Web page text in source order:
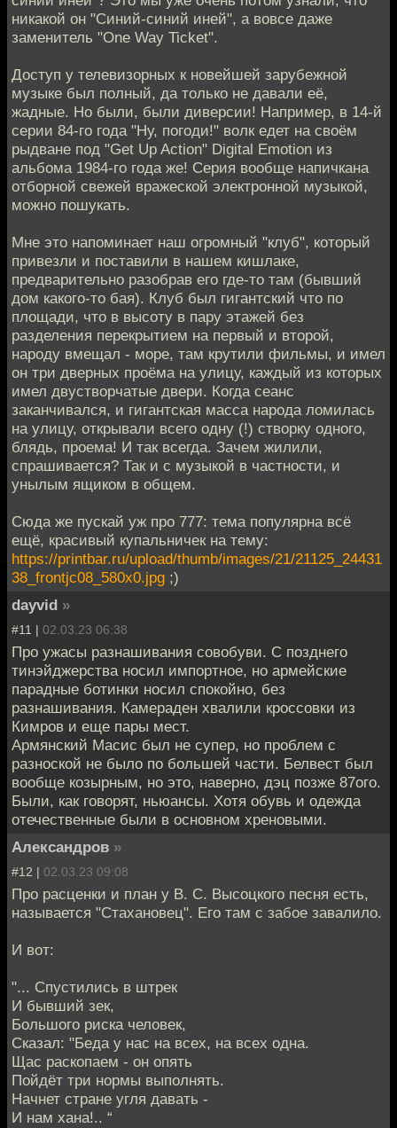
никакой он "Синий-синий иней", а вовсе даже
заменитель "One Way Ticket".
Доступ у телевизорных к новейшей зарубежной
музыке был полный, да только не давали её,
жадные. Но были, были диверсии! Например, в 14-й
серии 84-го года "Ну, погоди!" волк едет на своём
рыдване под "Get Up Action" Digital Emotion из
альбома 1984-го года же! Серия вообще напичкана
отборной свежей вражеской электронной музыкой,
можно пошукать.
Мне это напоминает наш огромный "клуб", который
привезли и поставили в нашем кишлаке,
предварительно разобрав его где-то там (бывший
дом какого-то бая). Клуб был гигантский что по
площади, что в высоту в пару этажей без
разделения перекрытием на первый и второй,
народу вмещал - море, там крутили фильмы, и имел
он три дверных проёма на улицу, каждый из которых
имел двустворчатые двери. Когда сеанс
заканчивался, и гигантская масса народа ломилась
на улицу, открывали всего одну (!) створку одного,
блядь, проема! И так всегда. Зачем жилили,
спрашивается? Так и с музыкой в частности, и
унылым ящиком в общем.
Сюда же пускай уж про 777: тема популярна всё
ещё, красивый купальничек на тему:
https://printbar.ru/upload/thumb/images/21/21125_24431
38_frontjc08_580x0.jpg ;)
dayvid »
#11 | 02.03.23 06:38
Про ужасы разнашивания совобуви. С позднего
тинэйджерства носил импортное, но армейские
парадные ботинки носил спокойно, без
разнашивания. Камераден хвалили кроссовки из
Кимров и еще пары мест.
Армянский Масис был не супер, но проблем с
разноской не было по большей части. Белвест был
вообще козырным, но это, наверно, дэц позже 87ого.
Были, как говорят, ньюансы. Хотя обувь и одежда
отечественные были в основном хреновыми.
Александров »
#12 | 02.03.23 09:08
Про расценки и план у В. С. Высоцкого песня есть,
называется "Стахановец". Его там с забое завалило.
И вот:
"... Спустились в штрек
И бывший зек,
Большого риска человек,
Сказал: "Беда у нас на всех, на всех одна.
Щас раскопаем - он опять
Пойдёт три нормы выполнять.
Начнет стране угля давать -
И нам хана!.. “